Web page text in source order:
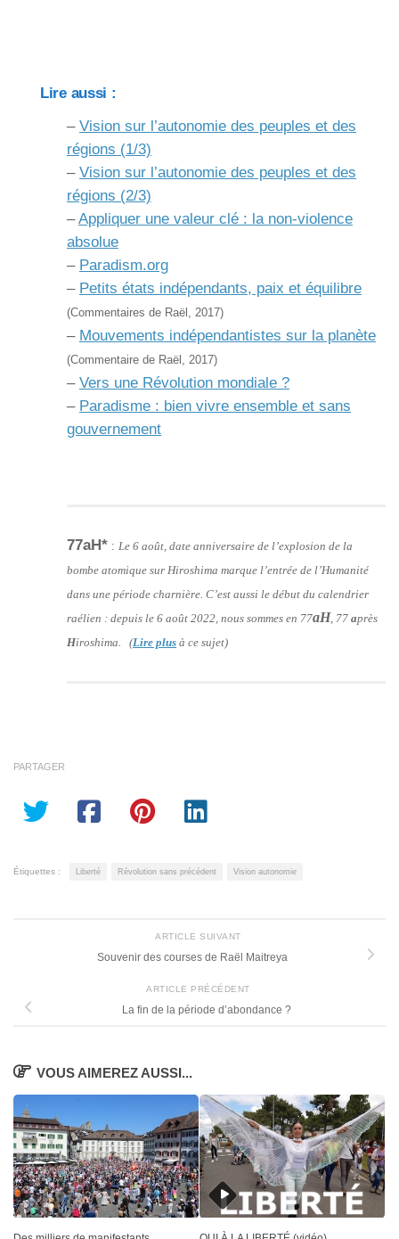
Lire aussi :
– Vision sur l’autonomie des peuples et des
régions (1/3)
– Vision sur l’autonomie des peuples et des
régions (2/3)
–Appliquer une valeur clé : la non-violence
absolue
– Paradism.org
– Petits états indépendants, paix et équilibre
(Commentaires de Raël, 2017)
– Mouvements indépendantistes sur la planète
(Commentaire de Raël, 2017)
– Vers une Révolution mondiale ?
– Paradisme : bien vivre ensemble et sans
gouvernement
77aH* : Le 6 août, date anniversaire de l’explosion de la
bombe atomique sur Hiroshima marque l’entrée de l’Humanité
dans une période charnière. C’est aussi le début du calendrier
raélien : depuis le 6 août 2022, nous sommes en 77aH, 77 après
Hiroshima. (Lire plus à ce sujet)
PARTAGER
Étiquettes : Liberté Révolution sans précédent Vision autonomie
ARTICLE SUIVANT
Souvenir des courses de Raël Maitreya
ARTICLE PRÉCÉDENT
La fin de la période d’abondance ?
VOUS AIMEREZ AUSSI...